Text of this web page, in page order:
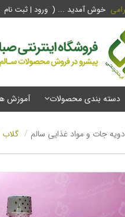
خوش آمدید ... ( ورود | ثبت نام
دسته بندی محصولات آموزش
جات و مواد غذایی سالم گلاب